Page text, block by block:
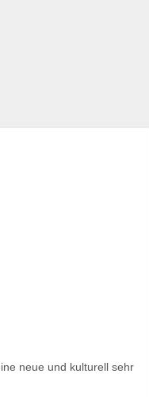
neue und kulturell sehr